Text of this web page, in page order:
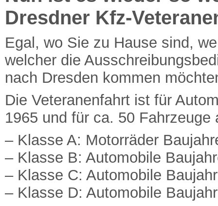
Dresdner Kfz-
Egal, wo Sie zu Hause sind,
welcher die
nach Dresden kommen
Die Veteranenfahrt ist für
1965 und für ca. 50 Fahrzeuge
– Klasse A: Motorräder
– Klasse B: Automobile
– Klasse C: Automobile
– Klasse D: Automobile